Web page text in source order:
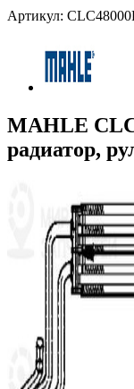
Артикул:
MAHLE
радиатор,